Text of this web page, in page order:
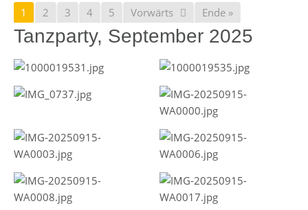
1 2 3 4 5 Vorwärts Ende »
Tanzparty, September 2025